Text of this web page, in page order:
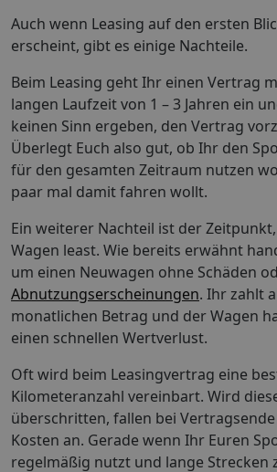
Auch wenn Leasing auf den ersten
erscheint, gibt es einige Nachteile.
Beim Leasing geht Ihr einen Vertrag
langen Laufzeit von 1 – 3 Jahren ein
keinen Sinn ergeben, den Vertrag
Überlegt Euch also gut, ob Ihr den
für den gesamten Zeitraum nutzen
paar mal damit fahren wollt.
Ein weiterer Nachteil ist der
Wagen least. Wie bereits erwähnt
um einen Neuwagen ohne Schäden
Abnutzungserscheinungen. Ihr zahlt
monatlichen Betrag und der Wagen
einen schnellen Wertverlust.
Oft wird beim Leasingvertrag eine
Kilometeranzahl vereinbart. Wird
überschritten, fallen bei
Kosten an. Gerade wenn Ihr Euren
regelmäßig nutzt und lange Strecken